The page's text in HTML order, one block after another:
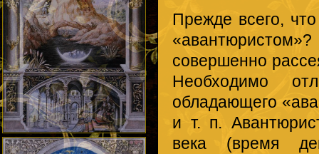
Прежде всего,
совершенно
Необходимо
обладающего
и т. п.
века (время